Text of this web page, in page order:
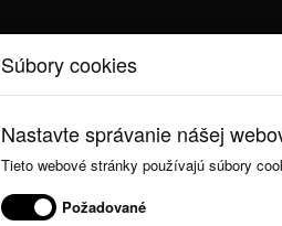
Súbory cookies
Nastavte správanie nášej
Tieto webové stránky používajú súbory
Požadované